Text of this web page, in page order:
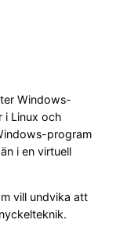
Windows-
i Linux och
program
i en virtuell
vill undvika att